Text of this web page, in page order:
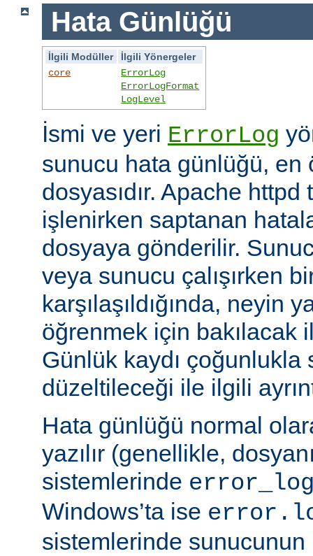
Hata Günlüğü
İlgili Modüller
İlgili Yönergeler
core
ErrorLog
ErrorLogFormat
LogLevel
İsmi ve yeri ErrorLog
sunucu hata günlüğü, en
dosyasıdır. Apache httpd
işlenirken saptanan
dosyaya gönderilir.
veya sunucu çalışırken
karşılaşıldığında, neyin
öğrenmek için bakılacak
Günlük kaydı çoğunlukla
düzeltileceği ile ilgili
Hata günlüğü normal
yazılır (genellikle,
sistemlerinde
Windows’ta ise
sistemlerinde sunucunun